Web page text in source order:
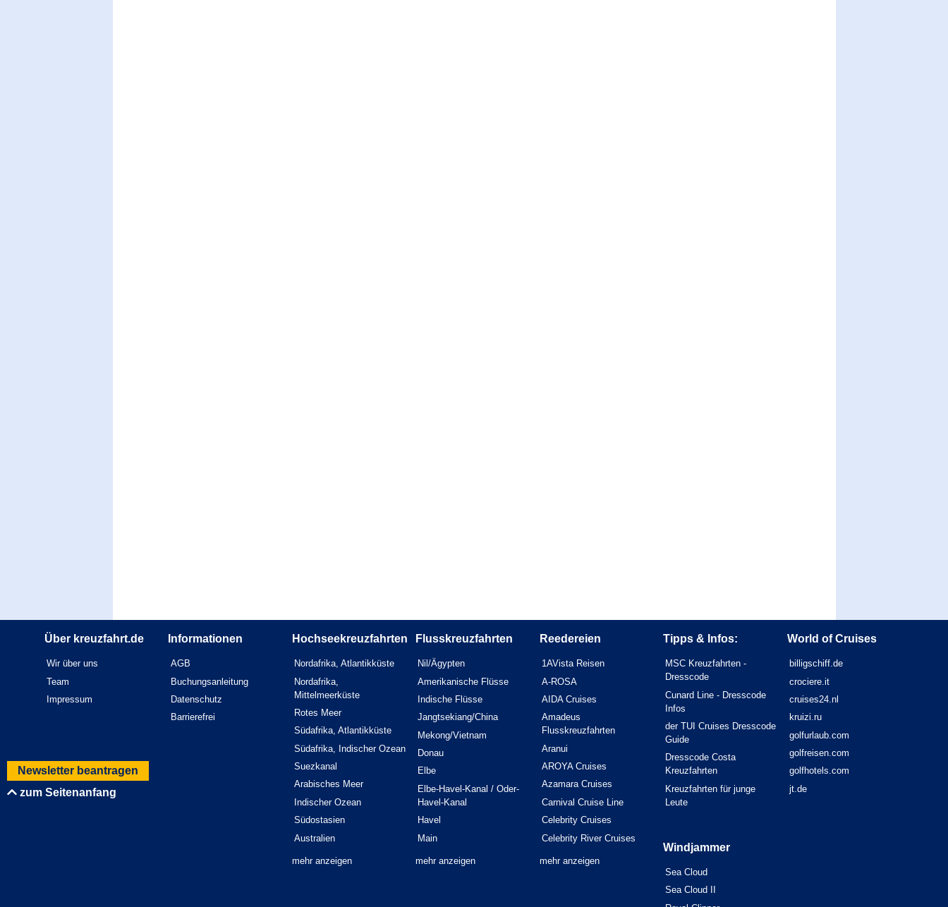
Newsletter beantragen
zum Seitenanfang
Über kreuzfahrt.de
Wir über uns
Team
Impressum
Informationen
AGB
Buchungsanleitung
Datenschutz
Barrierefrei
Hochseekreuzfahrten
Nordafrika, Atlantikküste
Nordafrika,
Mittelmeerküste
Rotes Meer
Südafrika, Atlantikküste
Südafrika, Indischer Ozean
Suezkanal
Arabisches Meer
Indischer Ozean
Südostasien
Australien
mehr anzeigen
Flusskreuzfahrten
Nil/Ägypten
Amerikanische Flüsse
Indische Flüsse
Jangtsekiang/China
Mekong/Vietnam
Donau
Elbe
Elbe-Havel-Kanal / Oder-
Havel-Kanal
Havel
Main
mehr anzeigen
Reedereien
1AVista Reisen
A-ROSA
AIDA Cruises
Amadeus
Flusskreuzfahrten
Aranui
AROYA Cruises
Azamara Cruises
Carnival Cruise Line
Celebrity Cruises
Celebrity River Cruises
mehr anzeigen
Tipps & Infos:
MSC Kreuzfahrten -
Dresscode
Cunard Line - Dresscode
Infos
der TUI Cruises Dresscode
Guide
Dresscode Costa
Kreuzfahrten
Kreuzfahrten für junge
Leute
Windjammer
Sea Cloud
Sea Cloud II
World of Cruises
billigschiff.de
crociere.it
cruises24.nl
kruizi.ru
golfurlaub.com
golfreisen.com
golfhotels.com
jt.de